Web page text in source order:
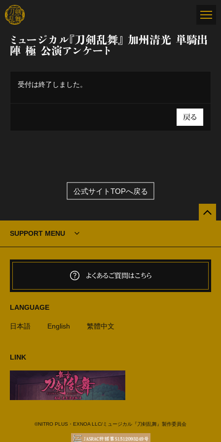
ミュージカル『刀剣乱舞』 加州清光 単騎出
陣 極 公演アンケート
受付は終了しました。
戻る
公式サイトTOPへ戻る
SUPPORT MENU
よくあるご質問はこちら
LANGUAGE
日本語 English 繁體中文
LINK
©NITRO PLUS・EXNOA LLC/ミュージカル『刀剣乱舞』製作委員会